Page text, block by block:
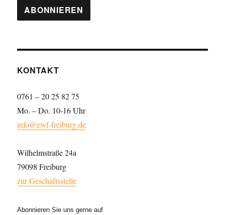
KONTAKT
0761 – 20 25 82 75
Mo. – Do. 10-16 Uhr
info@ewf-freiburg.de
Wilhelmstraße 24a
79098 Freiburg
zur Geschäftsstelle
Abonnieren Sie uns gerne auf